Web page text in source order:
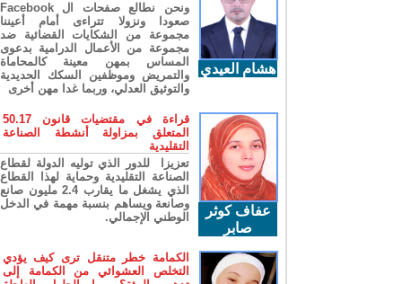
هشام العيدي
ونحن نطالع صفحات ال Facebook
صعودا ونزولا تتراءى أمام أعيننا
مجموعة من الشكايات القضائية ضد
مجموعة من الأعمال الدرامية بدعوى
المساس بمهن معينة كالمحاماة
والتمريض وموظفين السكك الحديدية
والتوثيق العدلي، وربما غدا مهن أخرى
عفاف كوثر
صابر
قراءة في مقتضيات قانون 50.17
المتعلق بمزاولة أنشطة الصناعة
التقليدية
تعزيزا للدور الذي توليه الدولة لقطاع
الصناعة التقليدية وحماية لهذا القطاع
الذي يشغل ما يقارب 2.4 مليون صانع
وصانعة ويساهم بنسبة مهمة في الدخل
الوطني الإجمالي.
الكمامة خطر متنقل ترى كيف يؤدي
التخلص العشوائي من الكمامة إلى